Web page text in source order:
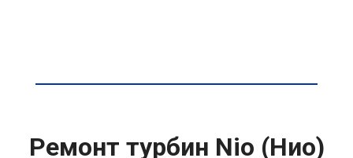
Ремонт турбин Nio (Нио)